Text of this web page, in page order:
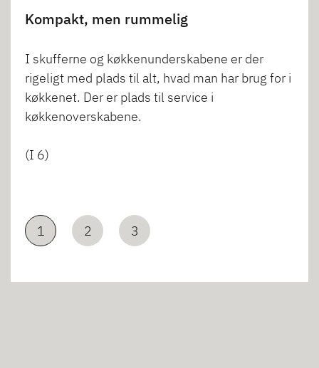
Kompakt, men rummelig
I skufferne og køkkenunderskabene er der
rigeligt med plads til alt, hvad man har brug for i
køkkenet. Der er plads til service i
køkkenoverskabene.
(I 6)
1 2 3